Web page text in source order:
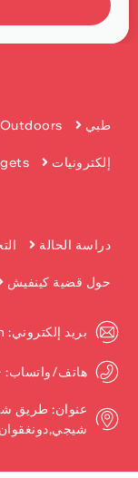
طبي
إلكترونيات
دراسة الحالة
حول قضية كينفيش
بريد إلكتروني: info@kfcase.com
هاتف/واتساب: +86 134 1228
شيجي,دونغقوان 523290, قوانغدونغ, الصين